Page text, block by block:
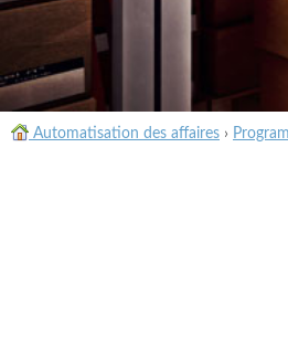
Automatisation des affaires ›